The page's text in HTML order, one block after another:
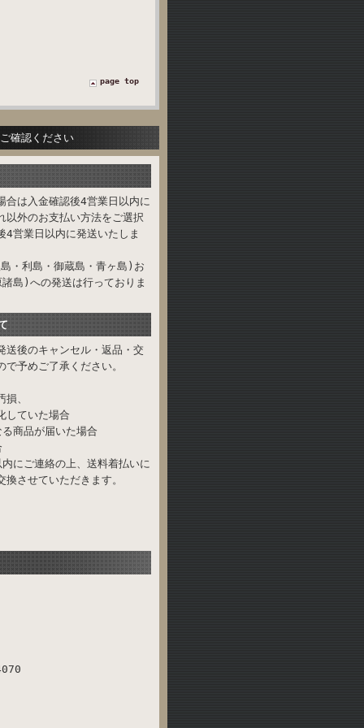
page top
確認ください
合は入金確認後4営業日以内に
以外のお支払い方法をご選択
4営業日以内に発送いたしま
・利島・御蔵島・青ヶ島)お
島)への発送は行っておりま
送後のキャンセル・返品・交
予めご了承ください。
、
していた場合
商品が届いた場合
にご連絡の上、送料着払いに
させていただきます。